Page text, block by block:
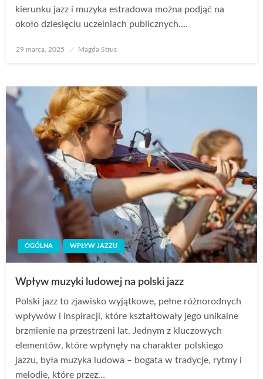
kierunku jazz i muzyka estradowa można podjąć na
około dziesięciu uczelniach publicznych….
Opublikowane
29 marca, 2025 Magda Strus
OGÓLNA WPŁYW JAZZU
Wpływ muzyki ludowej na polski jazz
Polski jazz to zjawisko wyjątkowe, pełne różnorodnych
wpływów i inspiracji, które kształtowały jego unikalne
brzmienie na przestrzeni lat. Jednym z kluczowych
elementów, które wpłynęły na charakter polskiego
jazzu, była muzyka ludowa – bogata w tradycje, rytmy i
melodie, które przez…